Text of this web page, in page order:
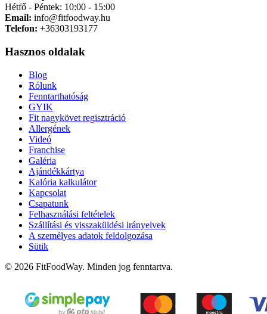
Hétfő - Péntek: 10:00 - 15:00
Email: info@fitfoodway.hu
Telefon: +36303193177
Hasznos oldalak
Blog
Rólunk
Fenntarthatóság
GYIK
Fit nagykövet regisztráció
Allergének
Videó
Franchise
Galéria
Ajándékkártya
Kalória kalkulátor
Kapcsolat
Csapatunk
Felhasználási feltételek
Szállítási és visszaküldési irányelvek
A személyes adatok feldolgozása
Sütik
© 2026 FitFoodWay. Minden jog fenntartva.